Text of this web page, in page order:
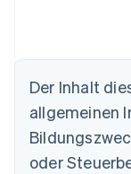
Der Inhalt
allgemeinen
oder
English
Belgien
Nederlands
Brasilien
Português